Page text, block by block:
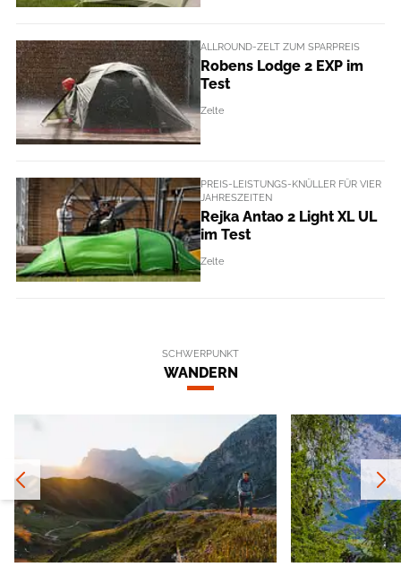
ALLROUND-ZELT ZUM SPARPREIS
Robens Lodge 2 EXP im
Test
Zelte
PREIS-LEISTUNGS-KNÜLLER FÜR VIER
JAHRESZEITEN
Rejka Antao 2 Light XL UL
im Test
Zelte
SCHWERPUNKT
WANDERN